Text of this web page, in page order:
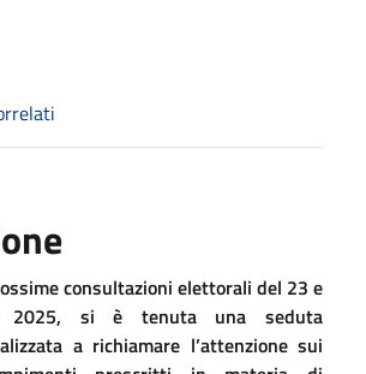
consultazioni elettorali del 23 e
2025, si è tenuta una seduta
a richiamare l’attenzione sui